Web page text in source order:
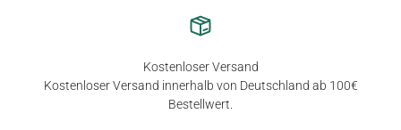
Kostenloser Versand
Kostenloser Versand innerhalb von Deutschland ab 100€
Bestellwert.